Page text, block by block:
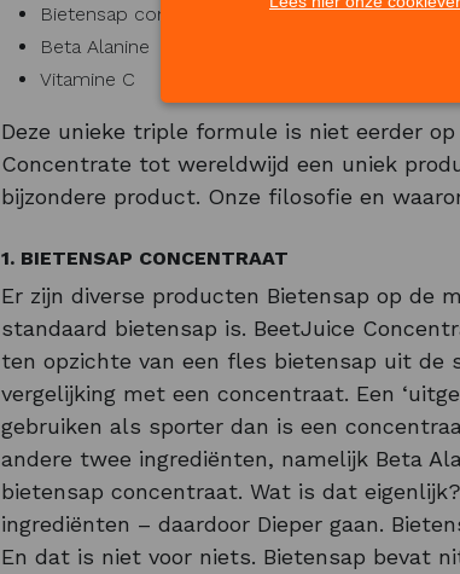
Bietensap concentraat
Beta Alanine
Vitamine C
Deze unieke triple formule is niet eerder
Concentrate tot wereldwijd een uniek
bijzondere product. Onze filosofie en
1. BIETENSAP CONCENTRAAT
Er zijn diverse producten Bietensap op de
standaard bietensap is. BeetJuice
ten opzichte van een fles bietensap uit de
vergelijking met een concentraat. Een
gebruiken als sporter dan is een
andere twee ingrediënten, namelijk Beta
bietensap concentraat. Wat is dat
ingrediënten – daardoor Dieper gaan.
En dat is niet voor niets. Bietensap bevat